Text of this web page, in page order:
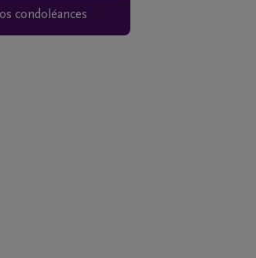
condoléances